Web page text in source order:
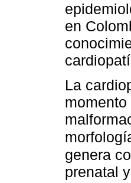
en
La
genera
prenatal